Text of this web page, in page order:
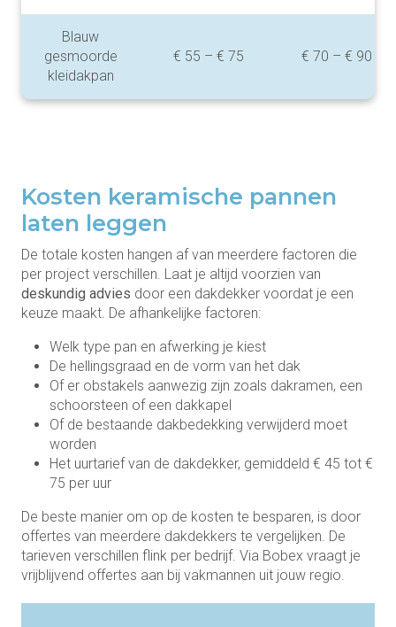
Blauw
gesmoorde
kleidakpan
€ 55 – € 75 € 70 – € 90
Kosten keramische pannen
laten leggen
De totale kosten hangen af van meerdere factoren die
per project verschillen. Laat je altijd voorzien van
deskundig advies door een dakdekker voordat je een
keuze maakt. De afhankelijke factoren:
Welk type pan en afwerking je kiest
De hellingsgraad en de vorm van het dak
Of er obstakels aanwezig zijn zoals dakramen, een
schoorsteen of een dakkapel
Of de bestaande dakbedekking verwijderd moet
worden
Het uurtarief van de dakdekker, gemiddeld € 45 tot €
75 per uur
De beste manier om op de kosten te besparen, is door
offertes van meerdere dakdekkers te vergelijken. De
tarieven verschillen flink per bedrijf. Via Bobex vraagt je
vrijblijvend offertes aan bij vakmannen uit jouw regio.